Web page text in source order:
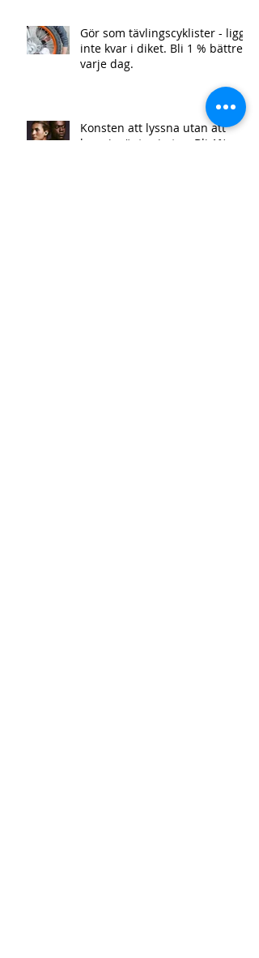
Gör som tävlingscyklister - ligg
inte kvar i diket. Bli 1 % bättre
varje dag.
Konsten att lyssna utan att
bara invänta sin tur. Bli 1%